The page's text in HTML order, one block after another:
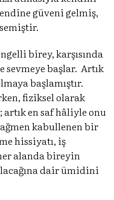
güveni gelmiş,
birey, karşısında
başlar. Artık
başlamıştır.
fiziksel olarak
en saf hâliyle onu
kabullenen bir
hissiyatı, iş
alanda bireyin
dair ümidini